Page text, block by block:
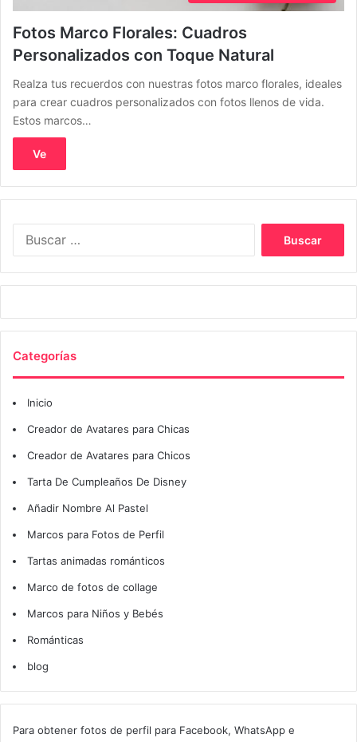
Fotos Marco Florales: Cuadros
Personalizados con Toque Natural
Realza tus recuerdos con nuestras fotos marco florales, ideales
para crear cuadros personalizados con fotos llenos de vida.
Estos marcos…
Ve
Categorías
Inicio
Creador de Avatares para Chicas
Creador de Avatares para Chicos
Tarta De Cumpleaños De Disney
Añadir Nombre Al Pastel
Marcos para Fotos de Perfil
Tartas animadas románticos
Marco de fotos de collage
Marcos para Niños y Bebés
Románticas
blog
Para obtener fotos de perfil para Facebook, WhatsApp e